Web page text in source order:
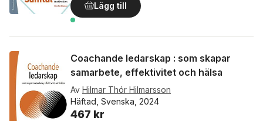
Lägg till
Coachande ledarskap : som skapar
samarbete, effektivitet och hälsa
Av Hilmar Thór Hilmarsson
Häftad, Svenska, 2024
467 kr